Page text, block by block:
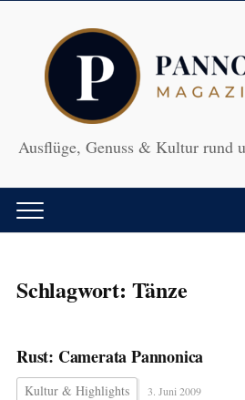
Ausflüge, Genuss & Kultur rund
Schlagwort: Tänze
Rust: Camerata Pannonica
Kultur & Highlights 3. Juni 2009